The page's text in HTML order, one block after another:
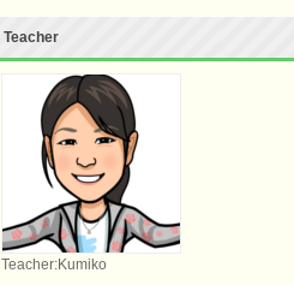
Teacher
Teacher:Kumiko